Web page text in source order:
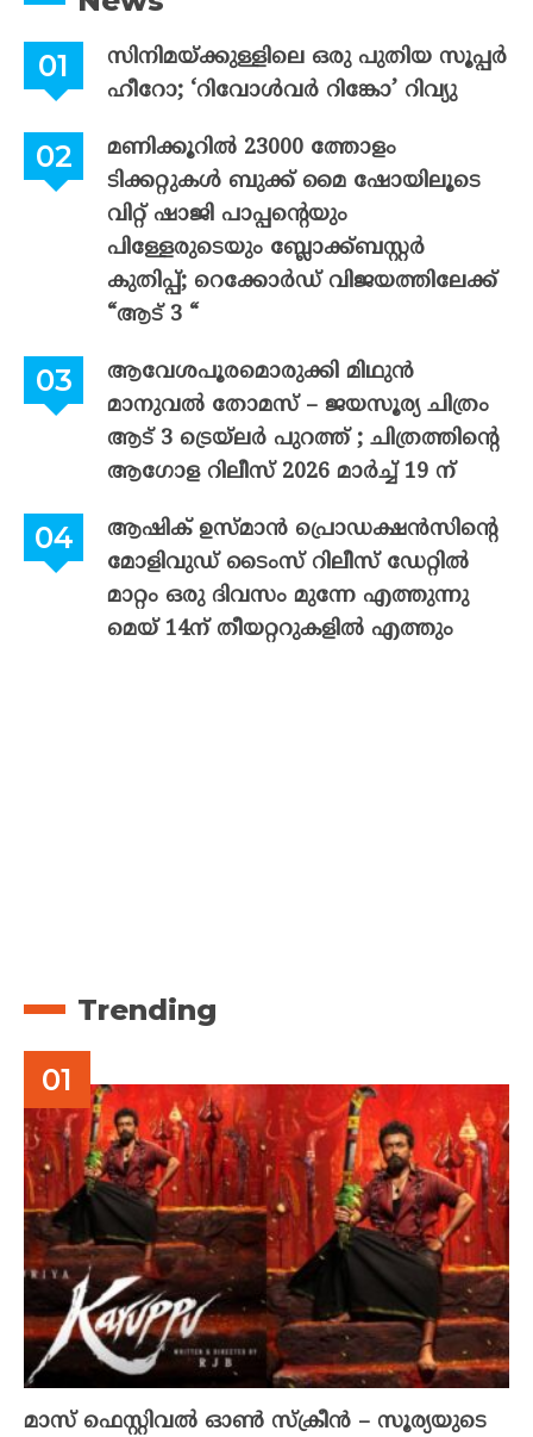
സിനിമയ്ക്കുള്ളിലെ ഒരു പുതിയ സൂപ്പർ
ഹീറോ; ‘റിവോൾവർ റിങ്കോ’ റിവ്യു
മണിക്കൂറിൽ 23000 ത്തോളം
ടിക്കറ്റുകൾ ബുക്ക് മൈ ഷോയിലൂടെ
വിറ്റ് ഷാജി പാപ്പന്റെയും
പിള്ളേരുടെയും ബ്ലോക്ക്ബസ്റ്റർ
കുതിപ്പ്; റെക്കോർഡ് വിജയത്തിലേക്ക്
“ആട് 3 “
ആവേശപൂരമൊരുക്കി മിഥുൻ
മാനുവൽ തോമസ് – ജയസൂര്യ ചിത്രം
ആട് 3 ട്രെയ്‌ലർ പുറത്ത് ; ചിത്രത്തിന്റെ
ആഗോള റിലീസ് 2026 മാർച്ച് 19 ന്
ആഷിക് ഉസ്മാൻ പ്രൊഡക്ഷൻസിന്റെ
മോളിവുഡ് ടൈംസ് റിലീസ് ഡേറ്റിൽ
മാറ്റം ഒരു ദിവസം മുന്നേ എത്തുന്നു
മെയ് 14ന് തീയറ്ററുകളിൽ എത്തും
Trending
മാസ് ഫെസ്റ്റിവൽ ഓൺ സ്‌ക്രീൻ – സൂര്യയുടെ